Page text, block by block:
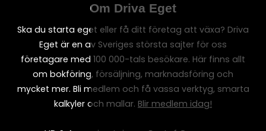
Om Driva Eget
Ska du starta eget eller få ditt företag att växa? Driva
Eget är en av Sveriges största sajter för oss
företagare med 100 000-tals besökare. Här finns allt
om bokföring, försäljning, marknadsföring och
mycket mer. Bli medlem och få vassa verktyg, smarta
kalkyler och mallar. Blir medlem idag!